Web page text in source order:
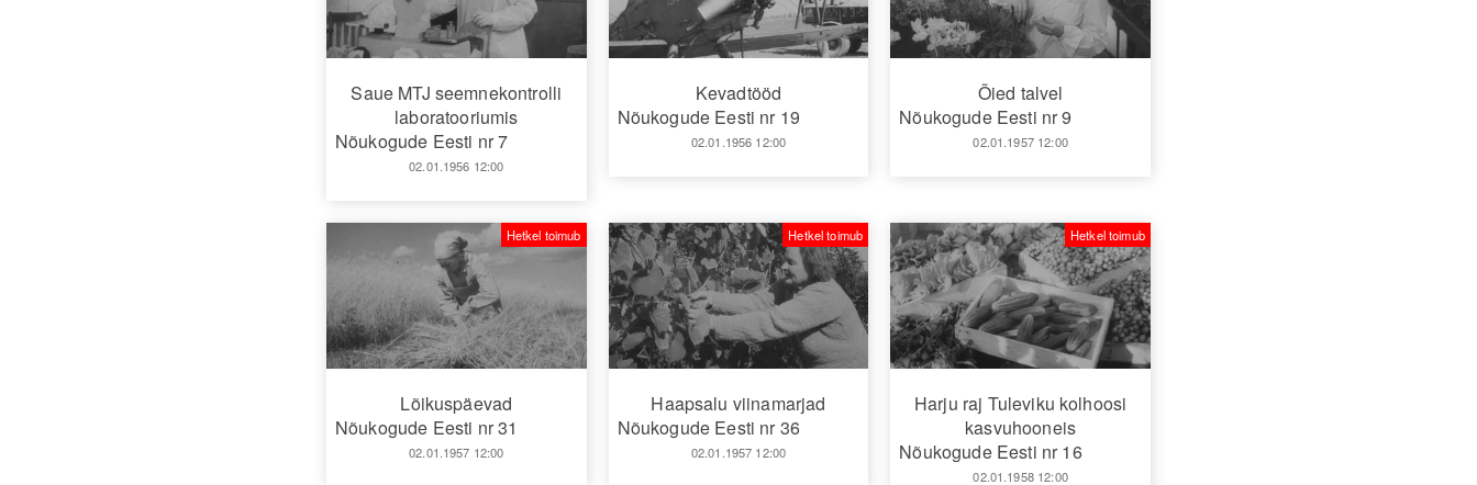
Saue MTJ seemnekontrolli
laboratooriumis
Nõukogude Eesti nr 7
02.01.1956 12:00
Kevadtööd
Nõukogude Eesti nr 19
02.01.1956 12:00
Õied talvel
Nõukogude Eesti nr 9
02.01.1957 12:00
Lõikuspäevad
Nõukogude Eesti nr 31
02.01.1957 12:00
Hetkel toimub
Haapsalu viinamarjad
Nõukogude Eesti nr 36
02.01.1957 12:00
Hetkel toimub
Harju raj Tuleviku kolhoosi
kasvuhooneis
Nõukogude Eesti nr 16
02.01.1958 12:00
Hetkel toimub